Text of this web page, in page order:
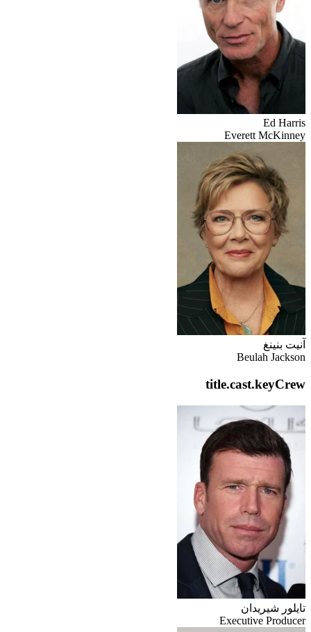
Ed Harris
Everett McKinney
آنيت بنينغ
Beulah Jackson
title.cast.keyCrew
تايلور شيريدان
Executive Producer